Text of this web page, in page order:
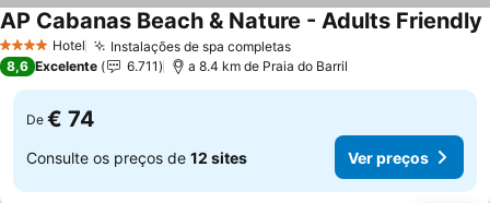
4 EstrelasHotel Instalações de spa completas
AP Cabanas Beach & Nature - Adults Friendly
8,6 Excelente 6.711 a 8.4 km de Praia do Barril
De € 74
Consulte os preços de 12 sites Ver preços